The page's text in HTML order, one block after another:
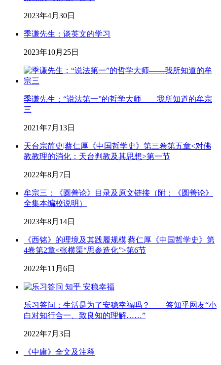
2023年4月30日
季谦先生：谈英文的学习
2023年10月25日
季谦先生：“说法第一”的哲学大师——我所知道的牟宗
三
2021年7月13日
天台宗简史|蔡仁厚《中国哲学史》第三卷第五章<对佛
教教理的消化：天台判教及其思想>第一节
2022年8月7日
牟宗三：《圆善论》目录及原文链接（附：《圆善论》
全集本编校说明）
2023年8月14日
《西铭》的理境及其践履规模|蔡仁厚《中国哲学史》第
4卷第2章<张横渠“思参造化”>第6节
2022年11月6日
乐习答问：生活是为了安稳幸福吗？——答知乎网友“小
白对知行合一、致良知的理解……”
2022年7月3日
《中庸》全文及注释